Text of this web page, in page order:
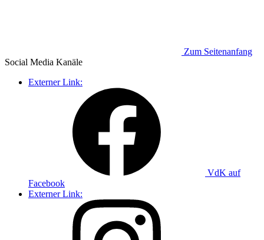
Zum Seitenanfang
Social Media Kanäle
Externer Link:
VdK auf
Facebook
Externer Link: